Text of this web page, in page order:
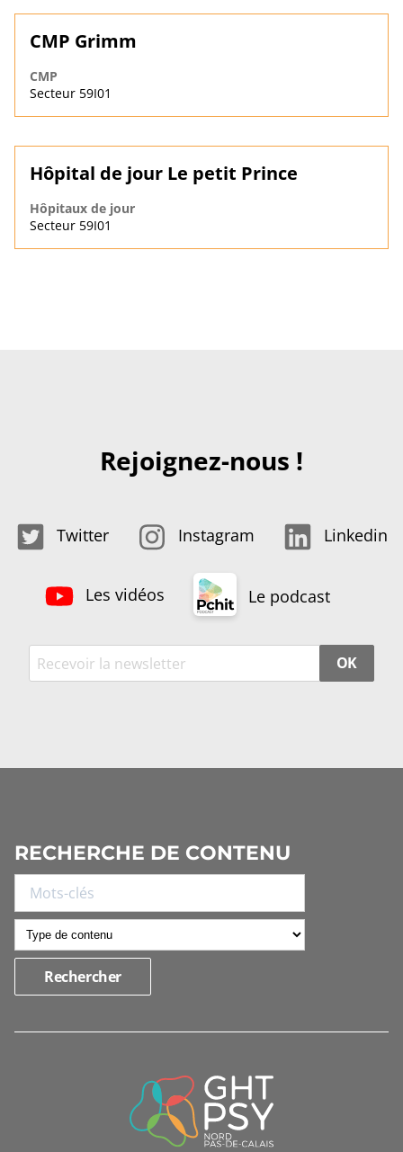
CMP Grimm
CMP
Secteur 59I01
Hôpital de jour Le petit Prince
Hôpitaux de jour
Secteur 59I01
Rejoignez-nous !
Twitter Instagram Linkedin
Les vidéos Le podcast
OK
RECHERCHE DE CONTENU
INFORMATIONS